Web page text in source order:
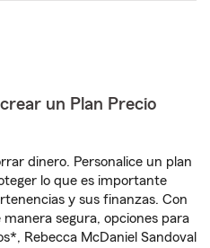
un Plan Precio
dinero. Personalice un plan
lo que es importante
y sus finanzas. Con
segura, opciones para
Rebecca McDaniel Sandoval